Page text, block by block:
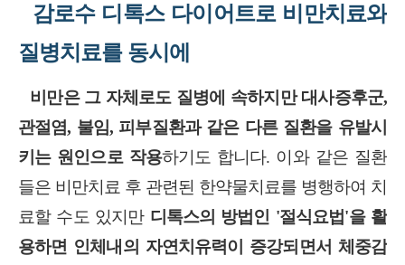
감로수 디톡스 다이어트로 비만치료와
질병치료를 동시에
비만은 그 자체로도 질병에 속하지만 대사증후군,
관절염, 불임, 피부질환과 같은 다른 질환을 유발시
키는 원인으로 작용하기도 합니다. 이와 같은 질환
들은 비만치료 후 관련된 한약물치료를 병행하여 치
료할 수도 있지만 디톡스의 방법인 '절식요법'을 활
용하면 인체내의 자연치유력이 증강되면서 체중감